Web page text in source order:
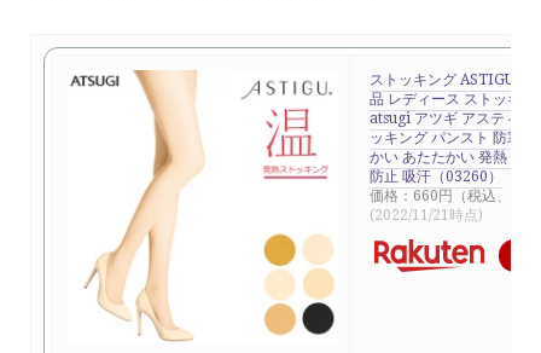
ストッキング ASTIGU 温
品 レディース ストッキン
atsugi アツギ アスティー
ッキング パンスト 防寒
かい あたたかい 発熱 つ
防止 吸汗（03260）
価格：660円（税込、送
(2022/11/21時点)